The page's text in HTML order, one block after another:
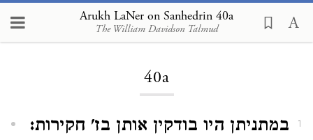
Arukh LaNer on Sanhedrin 40a
The William Davidson Talmud
Loading...
40a
1
במתניתן היו בודקין אותן בז' חקירות: